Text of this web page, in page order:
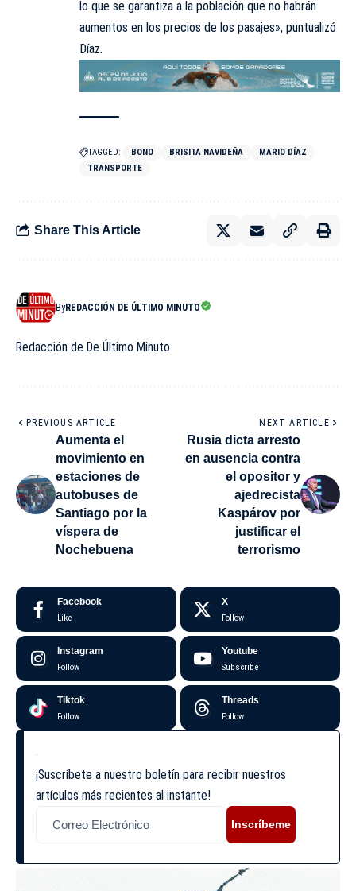
lo que se garantiza a la población que no habrán
aumentos en los precios de los pasajes», puntualizó
Díaz.
TAGGED: BONO BRISITA NAVIDEÑA
MARIO DÍAZ
TRANSPORTE
Share This Article
ByREDACCIÓN DE ÚLTIMO MINUTO
Redacción de De Último Minuto
PREVIOUS ARTICLE
Aumenta el
movimiento en
estaciones de
autobuses de
Santiago por la
víspera de
Nochebuena
NEXT ARTICLE
Rusia dicta arresto
en ausencia contra
el opositor y
ajedrecista
Kaspárov por
justificar el
terrorismo
Facebook
Like
X
Follow
Instagram
Follow
Youtube
Subscribe
Tiktok
Follow
Threads
Follow
¡Suscríbete a nuestro boletín para recibir nuestros
artículos más recientes al instante!
Inscríbeme